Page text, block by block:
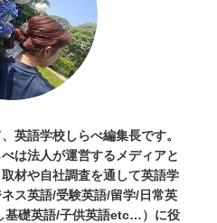
英語学校しらべ編集長です。
は法人が運営するメディアと
材や自社調査を通して英語学
ス英語/受験英語/留学/日常英
基礎英語/子供英語etc…）に役